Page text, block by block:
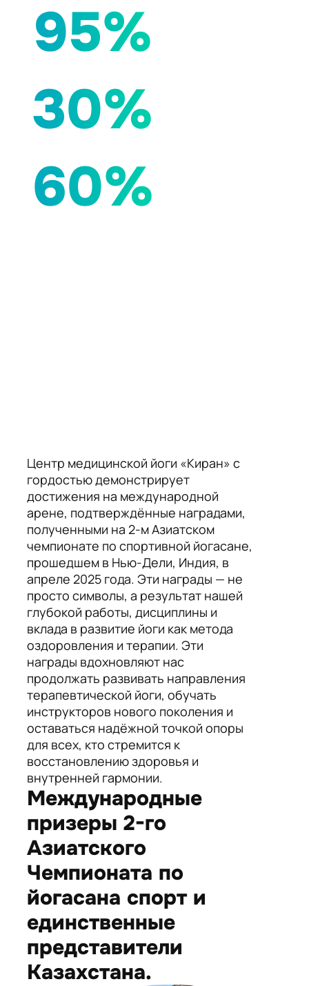
95%
30%
60%
Центр медицинской йоги «Киран» с
гордостью демонстрирует
достижения на международной
арене, подтверждённые наградами,
полученными на 2-м Азиатском
чемпионате по спортивной йогасане,
прошедшем в Нью-Дели, Индия, в
апреле 2025 года. Эти награды — не
просто символы, а результат нашей
глубокой работы, дисциплины и
вклада в развитие йоги как метода
оздоровления и терапии. Эти
награды вдохновляют нас
продолжать развивать направления
терапевтической йоги, обучать
инструкторов нового поколения и
оставаться надёжной точкой опоры
для всех, кто стремится к
восстановлению здоровья и
внутренней гармонии.
Международные
призеры 2-го
Азиатского
Чемпионата по
йогасана спорт и
единственные
представители
Казахстана.